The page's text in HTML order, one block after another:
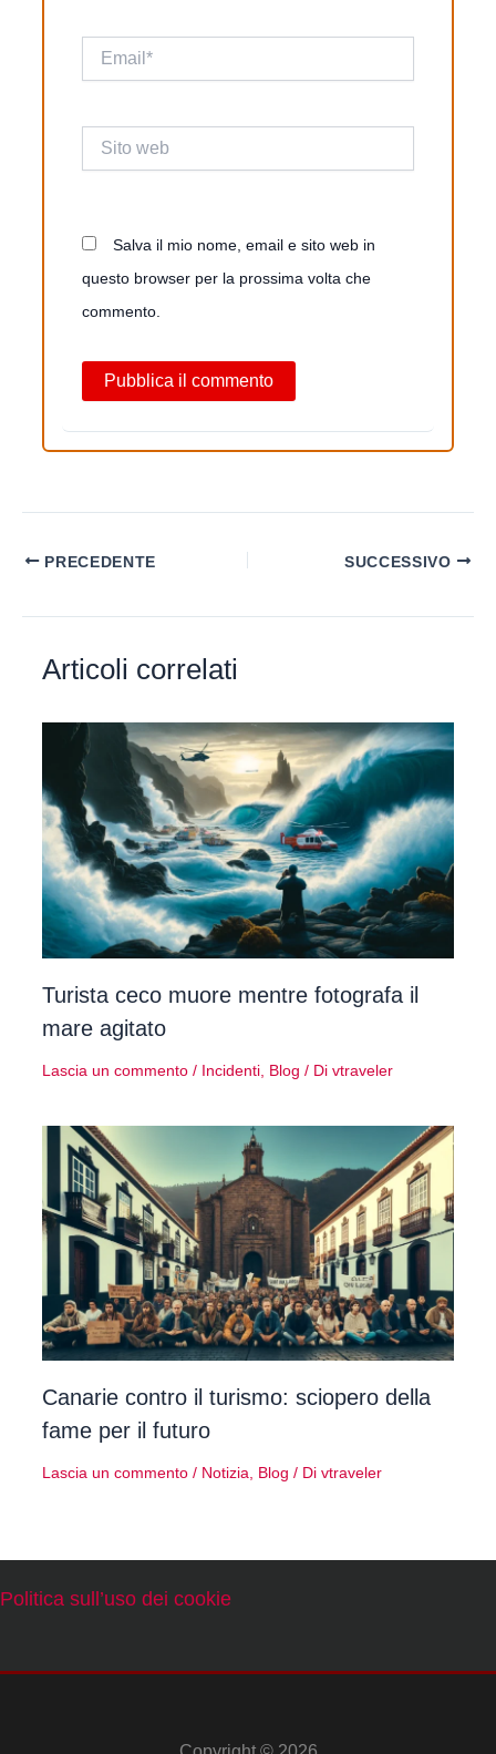
web
Salva il mio nome, email e sito web in
questo browser per la prossima volta che
commento.
PRECEDENTE SUCCESSIVO
Articoli correlati
Turista ceco muore mentre fotografa il
mare agitato
Lascia un commento / Incidenti Blog / Di vtraveler
Canarie contro il turismo: sciopero della
fame per il futuro
Lascia un commento / Notizia, Blog / Di vtraveler
Politica sull’uso dei cookie